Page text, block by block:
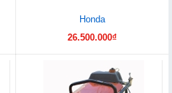
Honda
26.500.000₫